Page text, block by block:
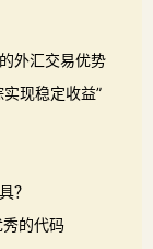
外汇交易优势
现稳定收益”
？
的代码